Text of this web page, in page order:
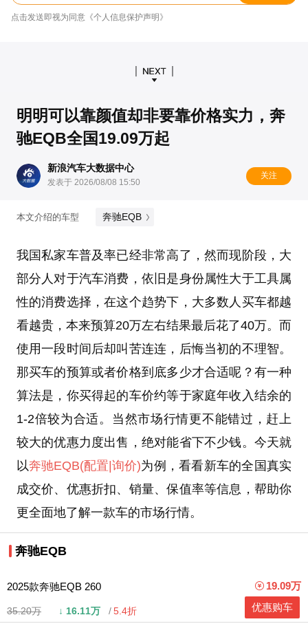
点击发送即视为同意《个人信息保护声明》
明明可以靠颜值却非要靠价格实力，奔
驰EQB全国19.09万起
新浪汽车大数据中心
发表于 2026/08/08 15:50
关注
本文介绍的车型 奔驰EQB
我国私家车普及率已经非常高了，然而现阶段，大
部分人对于汽车消费，依旧是身份属性大于工具属
性的消费选择，在这个趋势下，大多数人买车都越
看越贵，本来预算20万左右结果最后花了40万。而
使用一段时间后却叫苦连连，后悔当初的不理智。
那买车的预算或者价格到底多少才合适呢？有一种
算法是，你买得起的车价约等于家庭年收入结余的
1-2倍较为合适。当然市场行情更不能错过，赶上
较大的优惠力度出售，绝对能省下不少钱。今天就
以奔驰EQB(配置 |询价)为例，看看新车的全国真实
成交价、优惠折扣、销量、保值率等信息，帮助你
更全面地了解一款车的市场行情。
奔驰EQB
2025款奔驰EQB 260
35.20万 ↓ 16.11万 5.4折
19.09万
优惠购车